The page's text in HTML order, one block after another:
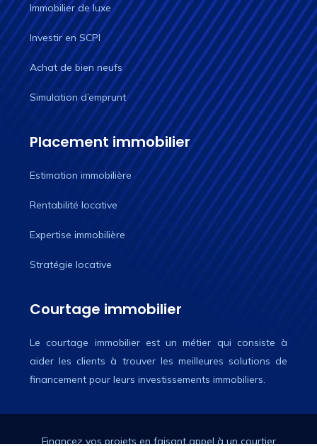
Immobilier de luxe
Investir en SCPI
Achat de bien neufs
Simulation d’emprunt
Placement immobilier
Estimation immobilière
Rentabilité locative
Expertise immobilière
Stratégie locative
Courtage immobilier
Le courtage immobilier est un métier qui consiste à
aider les clients à trouver les meilleures solutions de
financement pour leurs investissements immobiliers.
Financez vos projets en faisant appel à un courtier